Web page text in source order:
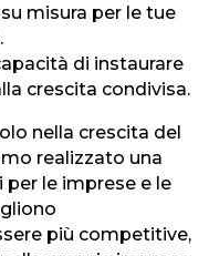
misura per le tue
di instaurare
crescita condivisa.
nella crescita del
realizzato una
le imprese e le
più competitive,